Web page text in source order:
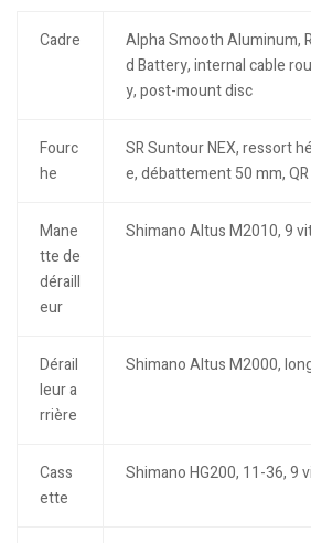
Cadre
Alpha Smooth Aluminum,
d Battery, internal cable
y, post-mount disc
Fourc
he
SR Suntour NEX, ressort
e, débattement 50 mm,
Mane
tte de
déraill
eur
Shimano Altus M2010, 9
Dérail
leur a
rrière
Shimano Altus M2000,
Cass
ette
Shimano HG200, 11-36, 9